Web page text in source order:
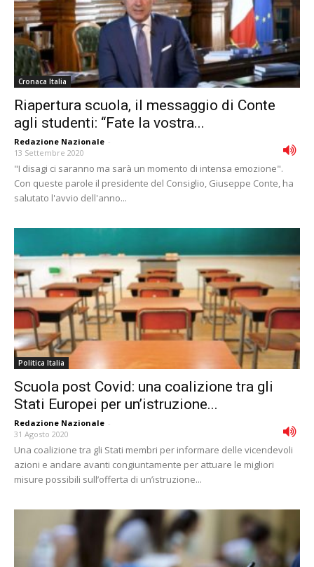
Cronaca Italia
Riapertura scuola, il messaggio di Conte
agli studenti: “Fate la vostra...
Redazione Nazionale -
13 Settembre 2020
"I disagi ci saranno ma sarà un momento di intensa emozione".
Con queste parole il presidente del Consiglio, Giuseppe Conte, ha
salutato l'avvio dell'anno...
Politica Italia
Scuola post Covid: una coalizione tra gli
Stati Europei per un’istruzione...
Redazione Nazionale -
31 Agosto 2020
Una coalizione tra gli Stati membri per informare delle vicendevoli
azioni e andare avanti congiuntamente per attuare le migliori
misure possibili sull’offerta di un’istruzione...